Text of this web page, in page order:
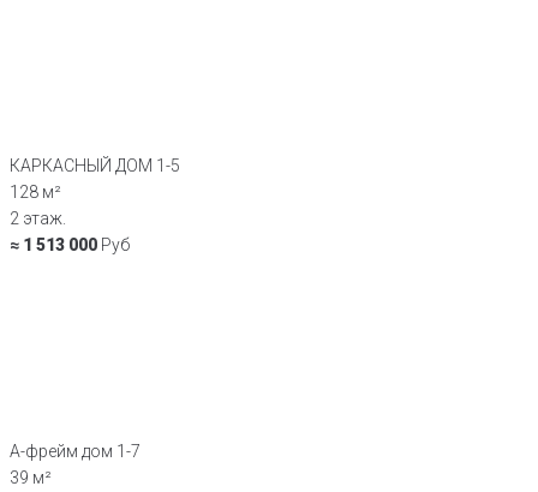
КАРКАСНЫЙ ДОМ 1-5
128 м²
2 этаж.
≈ 1 513 000 Руб
А-фрейм дом 1-7
39 м²